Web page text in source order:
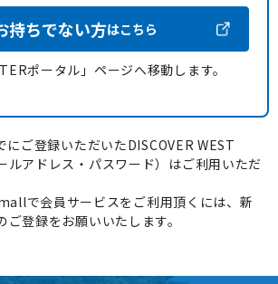
持ちでない方はこちら
ポータル」ページへ移動します。
ご登録いただいたDISCOVER WEST
アドレス・パスワード）はご利用いただ
で会員サービスをご利用頂くには、新
登録をお願いいたします。